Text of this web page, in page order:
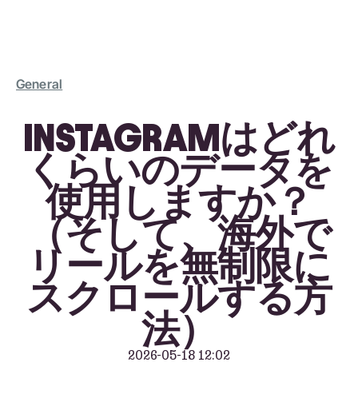
General
INSTAGRAMはどれ
くらいのデータを
使用しますか？
（そして、海外で
リールを無制限に
スクロールする方
法）
2026-05-18 12:02